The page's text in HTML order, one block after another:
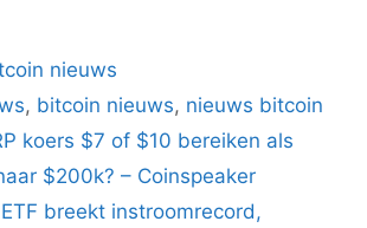
nieuws
, bitcoin nieuws, nieuws bitcoin
koers $7 of $10 bereiken als
$200k? – Coinspeaker
breekt instroomrecord,